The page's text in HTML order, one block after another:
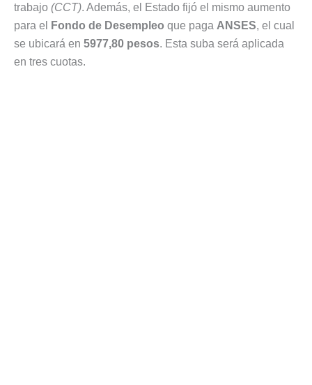
trabajo (CCT). Además, el Estado fijó el mismo aumento
para el
Fondo de Desempleo que paga ANSES, el cual
se ubicará en 5977,80 pesos. Esta suba será aplicada
en tres cuotas.